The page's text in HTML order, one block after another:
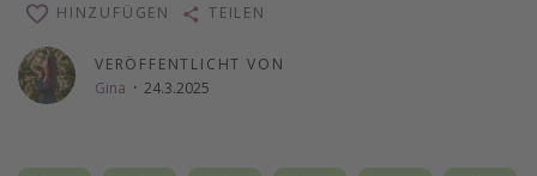
Gruppenreisen
Hotels in Hamburg
Hotels in Amsterdam
VERÖFFENTLICHT VON
Gina · 24.3.2025
HINZUFÜGEN TEILEN